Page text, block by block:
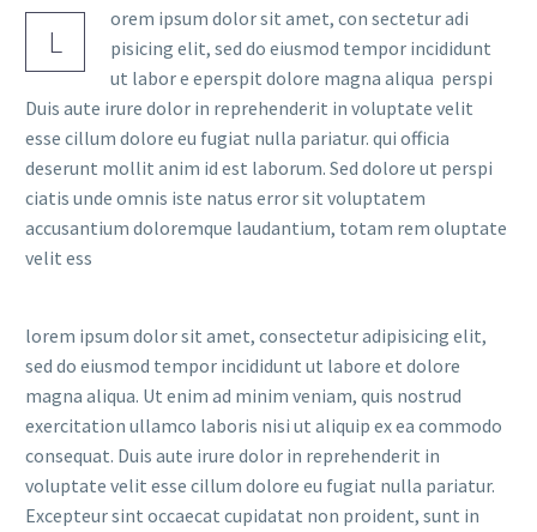
L
orem ipsum dolor sit amet, con sectetur adi
pisicing elit, sed do eiusmod tempor incididunt
ut labor e eperspit dolore magna aliqua perspi
Duis aute irure dolor in reprehenderit in voluptate velit
esse cillum dolore eu fugiat nulla pariatur. qui officia
deserunt mollit anim id est laborum. Sed dolore ut perspi
ciatis unde omnis iste natus error sit voluptatem
accusantium doloremque laudantium, totam rem oluptate
velit ess
lorem ipsum dolor sit amet, consectetur adipisicing elit,
sed do eiusmod tempor incididunt ut labore et dolore
magna aliqua. Ut enim ad minim veniam, quis nostrud
exercitation ullamco laboris nisi ut aliquip ex ea commodo
consequat. Duis aute irure dolor in reprehenderit in
voluptate velit esse cillum dolore eu fugiat nulla pariatur.
Excepteur sint occaecat cupidatat non proident, sunt in